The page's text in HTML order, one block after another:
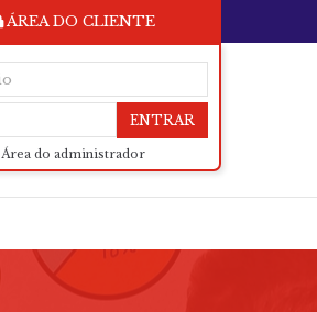
ÁREA DO CLIENTE
ENTRAR
Área do administrador